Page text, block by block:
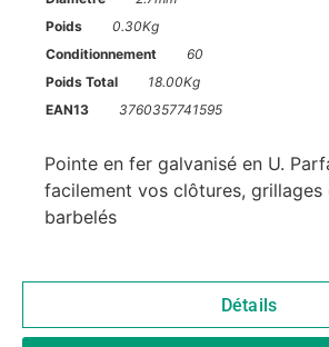
Poids
0.30Kg
Conditionnement
60
Poids Total
18.00Kg
EAN13
3760357741595
Pointe en fer galvanisé en U.
facilement vos clôtures, grillages
barbelés
Détails